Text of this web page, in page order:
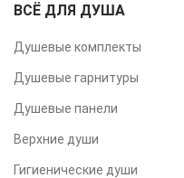
ВСЁ ДЛЯ ДУША
Душевые комплекты
Душевые гарнитуры
Душевые панели
Верхние души
Гигиенические души